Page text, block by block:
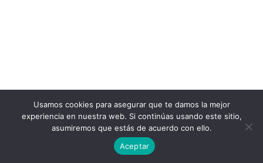
Usamos cookies para asegurar que te damos la mejor
experiencia en nuestra web. Si continúas usando este sitio,
asumiremos que estás de acuerdo con ello.
Aceptar